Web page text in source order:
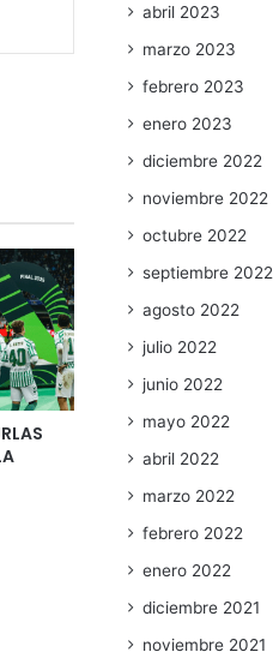
abril 2023
marzo 2023
febrero 2023
enero 2023
diciembre 2022
noviembre 2022
octubre 2022
septiembre 2022
agosto 2022
julio 2022
junio 2022
mayo 2022
abril 2022
marzo 2022
febrero 2022
enero 2022
diciembre 2021
noviembre 2021